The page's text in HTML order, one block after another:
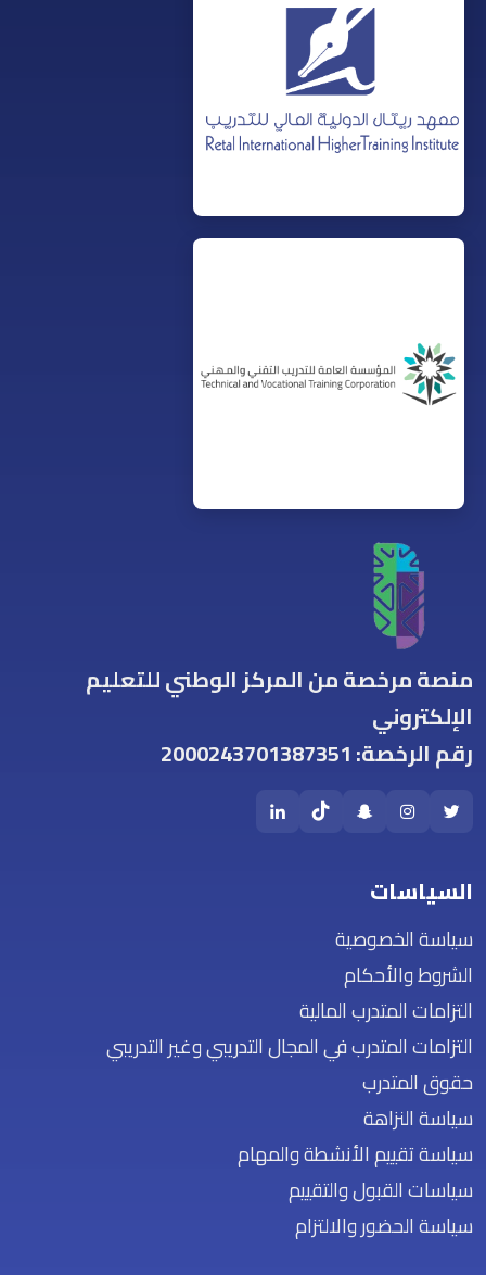
منصة مرخصة من المركز الوطني للتعليم
الإلكتروني
رقم الرخصة: 2000243701387351
السياسات
سياسة الخصوصية
الشروط والأحكام
التزامات المتدرب المالية
التزامات المتدرب في المجال التدريبي وغير التدريبي
حقوق المتدرب
سياسة النزاهة
سياسة تقييم الأنشطة والمهام
سياسات القبول والتقييم
سياسة الحضور والالتزام